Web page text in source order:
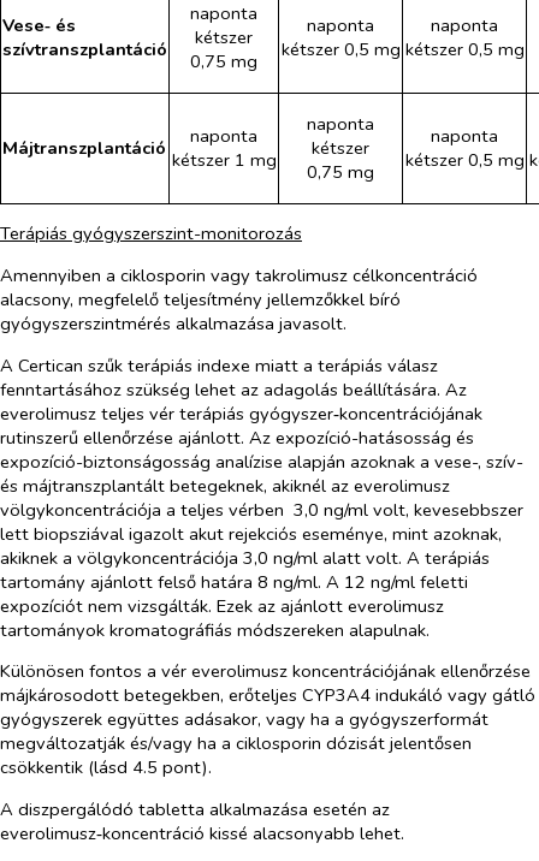
Vese‑ és
szívtranszplantáció
naponta
kétszer
0,75 mg
naponta
kétszer 0,5 mg
naponta
kétszer 0,5 mg
Májtranszplantáció
naponta
kétszer 1 mg
naponta
kétszer
0,75 mg
naponta
kétszer 0,5 mg
Terápiás gyógyszerszint-monitorozás
Amennyiben a ciklosporin vagy takrolimusz célkoncentráció
alacsony, megfelelő teljesítmény jellemzőkkel bíró
gyógyszerszintmérés alkalmazása javasolt.
A Certican szűk terápiás indexe miatt a terápiás válasz
fenntartásához szükség lehet az adagolás beállítására. Az
everolimusz teljes vér terápiás gyógyszer‑koncentrációjának
rutinszerű ellenőrzése ajánlott. Az expozíció-hatásosság és
expozíció-biztonságosság analízise alapján azoknak a vese-, szív-
és májtranszplantált betegeknek, akiknél az everolimusz
völgykoncentrációja a teljes vérben 3,0 ng/ml volt, kevesebbszer
lett biopsziával igazolt akut rejekciós eseménye, mint azoknak,
akiknek a völgykoncentrációja 3,0 ng/ml alatt volt. A terápiás
tartomány ajánlott felső határa 8 ng/ml. A 12 ng/ml feletti
expozíciót nem vizsgálták. Ezek az ajánlott everolimusz
tartományok kromatográfiás módszereken alapulnak.
Különösen fontos a vér everolimusz koncentrációjának ellenőrzése
májkárosodott betegekben, erőteljes CYP3A4 indukáló vagy gátló
gyógyszerek együttes adásakor, vagy ha a gyógyszerformát
megváltozatják és/vagy ha a ciklosporin dózisát jelentősen
csökkentik (lásd 4.5 pont).
A diszpergálódó tabletta alkalmazása esetén az
everolimusz‑koncentráció kissé alacsonyabb lehet.